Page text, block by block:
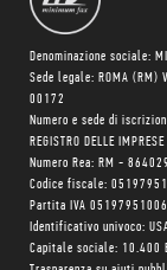
Denominazione sociale:
Sede legale: ROMA (RM)
00172
Numero e sede di
REGISTRO DELLE
Numero Rea: RM - 864029
Codice fiscale:
Partita IVA 05197951006
Identificativo univoco:
Capitale sociale: 10.400